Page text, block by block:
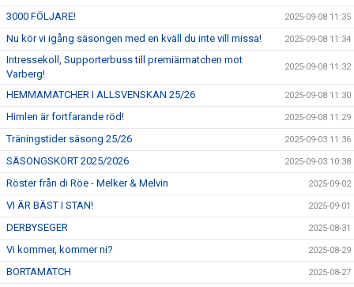
3000 FÖLJARE! 2025-09-08 11:35
Nu kör vi igång säsongen med en kväll du inte vill missa! 2025-09-08 11:34
Intressekoll, Supporterbuss till premiärmatchen mot
Varberg!
2025-09-08 11:32
HEMMAMATCHER I ALLSVENSKAN 25/26 2025-09-08 11:30
Himlen är fortfarande röd! 2025-09-08 11:29
Träningstider säsong 25/26 2025-09-03 11:36
SÄSONGSKORT 2025/2026 2025-09-03 10:38
Röster från di Röe - Melker & Melvin 2025-09-02
VI ÄR BÄST I STAN! 2025-09-01
DERBYSEGER 2025-08-31
Vi kommer, kommer ni? 2025-08-29
BORTAMATCH 2025-08-27